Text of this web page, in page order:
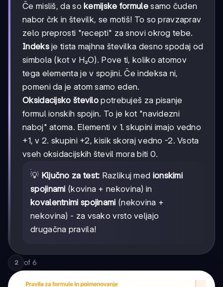
Če misliš, da sokemijske formulesamo čuden
nabor črk in številk, se motiš! To so pravzaprav
zelo preprosti "recepti" za snovi okrog tebe.
Indeksje tista majhna številka desno spodaj od
simbola (kot v H₂O). Pove ti, koliko atomov
tega elementa je v spojini. Če indeksa ni,
pomeni da je atom samo eden.
Oksidacijsko število potrebuješ za pisanje
formul ionskih spojin. To je kot "navidezni
naboj" atoma. Elementi v 1. skupini imajo vedno
+1, v 2. skupini +2, kisik skoraj vedno -2. Vsota
vseh oksidacijskih števil mora biti 0.
💡 Ključno za test: Razlikuj med ionskimi
spojinami (kovina + nekovina) in
kovalentnimi spojinami (nekovina +
nekovina) - za vsako vrsto veljajo
drugačna pravila!
2 of 6